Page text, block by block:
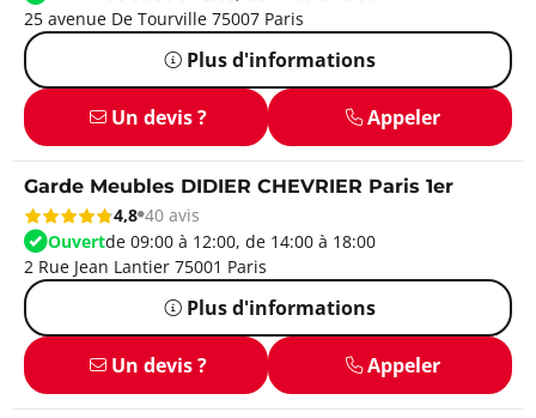
25 avenue De Tourville 75007 Paris
Plus d'informations
Un devis ? Appeler
Garde Meubles DIDIER CHEVRIER Paris 1er
4,8 40 avis
Ouvertde 09:00 à 12:00, de 14:00 à 18:00
2 Rue Jean Lantier 75001 Paris
Plus d'informations
Un devis ? Appeler